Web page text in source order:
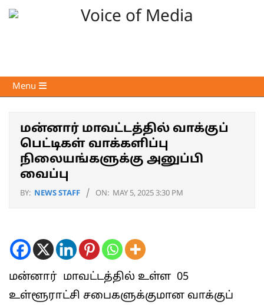
Skip
Voice
of
Primary
Navigation
Menu
மன்னார் மாவட்டத்தில் வாக்குப்
பெட்டிகள் வாக்களிப்பு
நிலையங்களுக்கு அனுப்பி
வைப்பு
BY: NEWS STAFF ON: MAY 5, 2025 3:30 PM
மன்னார் மாவட்டத்தில் உள்ள 05
உள்ளூராட்சி சபைகளுக்குமான வாக்குப்